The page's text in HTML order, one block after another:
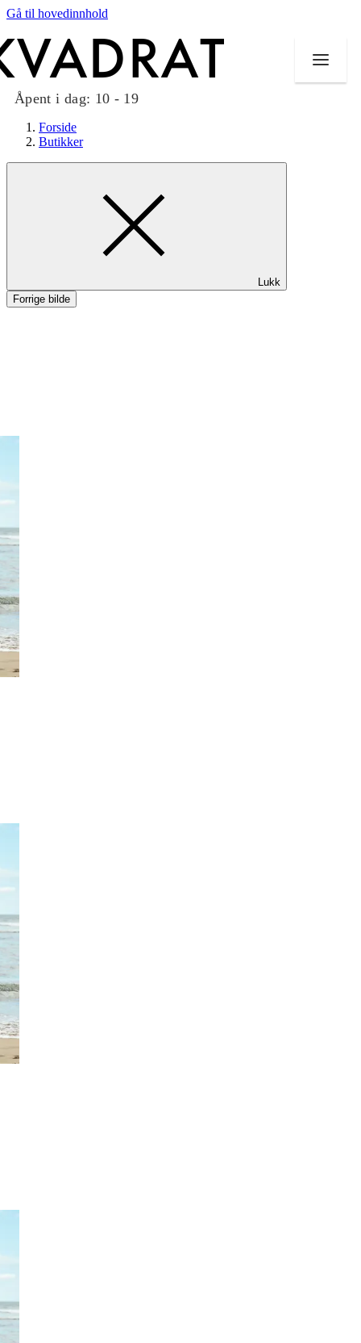
Gå til hovedinnhold
Åpent i dag: 10 - 19
Mat og drikke
Aktiviteter
Forside
Butikker
Lukk
Forrige bilde